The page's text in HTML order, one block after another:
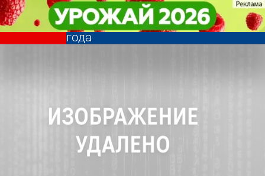
От пензенцев требуют оплатить
теплоснабжение за октябрь 2012
года
Общество От пензенцев требуют оплатить
теплоснабжение за октябрь 2012
года
Общество
Другие
новости
Погода и
курсы